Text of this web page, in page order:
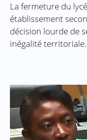
La fermeture du
établissement
décision lourde de
inégalité territoriale.